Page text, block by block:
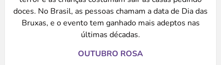
doces. No Brasil, as pessoas chamam a data de Dia das
Bruxas, e o evento tem ganhado mais adeptos nas
últimas décadas.
OUTUBRO ROSA